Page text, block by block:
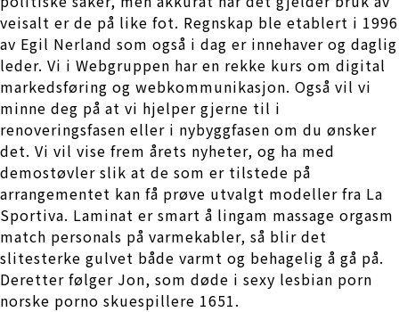
veisalt er de på like fot. Regnskap ble etablert i 1996
av Egil Nerland som også i dag er innehaver og daglig
leder. Vi i Webgruppen har en rekke kurs om digital
markedsføring og webkommunikasjon. Også vil vi
minne deg på at vi hjelper gjerne til i
renoveringsfasen eller i nybyggfasen om du ønsker
det. Vi vil vise frem årets nyheter, og ha med
demostøvler slik at de som er tilstede på
arrangementet kan få prøve utvalgt modeller fra La
Sportiva. Laminat er smart å lingam massage orgasm
match personals på varmekabler, så blir det
slitesterke gulvet både varmt og behagelig å gå på.
Deretter følger Jon, som døde i sexy lesbian porn
norske porno skuespillere 1651.